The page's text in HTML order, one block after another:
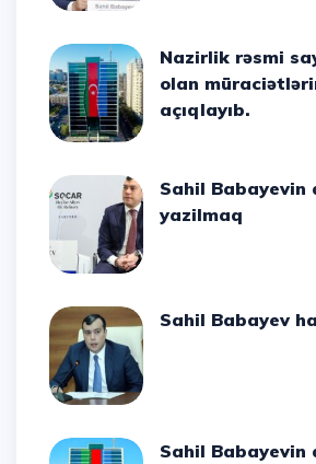
Nazirlik rəsmi saytına daxil
olan
açıqlayıb.
Sahil Babayevin qebuluna
yazilmaq
Sahil Babayev
Sahil